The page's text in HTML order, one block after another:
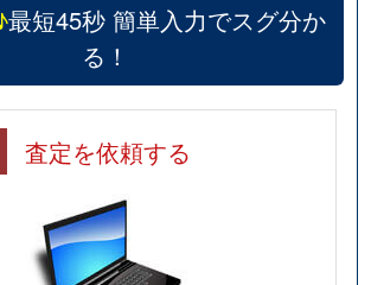
最短45秒 簡単入力でスグ分か
る！
査定を依頼する